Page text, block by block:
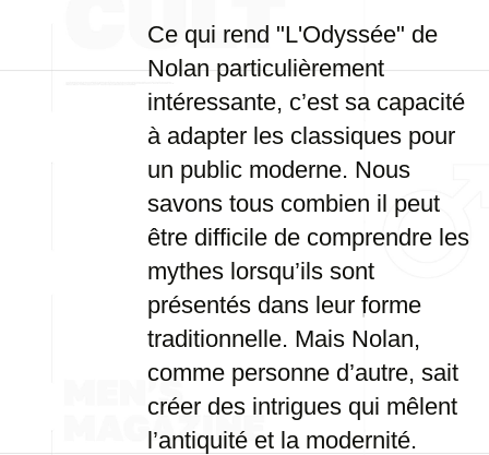
Ce qui rend "L'Odyssée" de
Nolan particulièrement
intéressante, c’est sa capacité
à adapter les classiques pour
un public moderne. Nous
savons tous combien il peut
être difficile de comprendre les
mythes lorsqu’ils sont
présentés dans leur forme
traditionnelle. Mais Nolan,
comme personne d’autre, sait
créer des intrigues qui mêlent
l’antiquité et la modernité.